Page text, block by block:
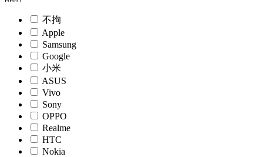
不拘
Apple
Samsung
Google
小米
ASUS
Vivo
Sony
OPPO
Realme
HTC
Nokia